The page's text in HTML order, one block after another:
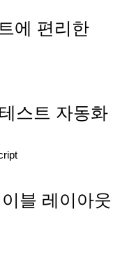
에 편리한
스트 자동화
블 레이아웃